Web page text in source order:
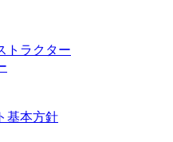
トラクター
基本方針